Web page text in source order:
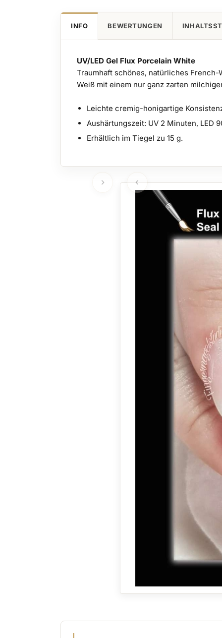
INFO
UV/LED Gel Flux Porcelain White
Traumhaft schönes, natürliches
Weiß mit einem nur ganz zarten
Leichte cremig-honigartige
Aushärtungszeit: UV 2 Minuten, LED
Erhältlich im Tiegel zu 15 g.
BEWERTUNGEN